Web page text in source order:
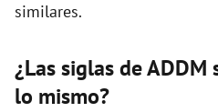
similares.
¿Las siglas de
lo mismo?